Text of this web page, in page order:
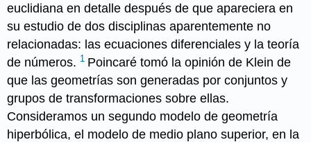
euclidiana en detalle después de que apareciera en
su estudio de dos disciplinas aparentemente no
relacionadas: las ecuaciones diferenciales y la teoría
de números. 1 Poincaré tomó la opinión de Klein de
que las geometrías son generadas por conjuntos y
grupos de transformaciones sobre ellas.
Consideramos un segundo modelo de geometría
hiperbólica, el modelo de medio plano superior, en la